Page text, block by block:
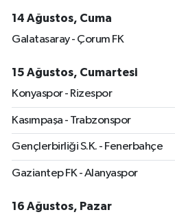
14 Ağustos, Cuma
Galatasaray - Çorum FK
15 Ağustos, Cumartesi
Konyaspor - Rizespor
Kasımpaşa - Trabzonspor
Gençlerbirliği S.K. - Fenerbahçe
Gaziantep FK - Alanyaspor
16 Ağustos, Pazar